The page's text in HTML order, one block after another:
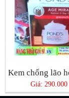
Giá: